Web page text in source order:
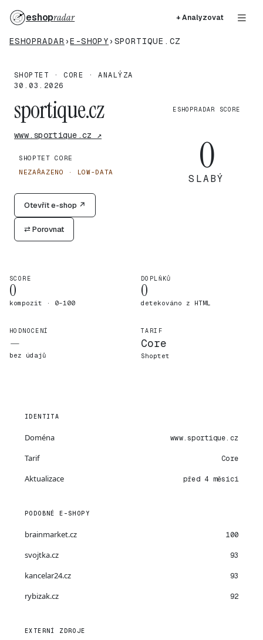
eshopradar + Analyzovat
ESHOPRADAR ›E-SHOPY › SPORTIQUE.CZ
SHOPTET · CORE · ANALÝZA
30.03.2026
sportique.cz
www.sportique.cz ↗
SHOPTET CORE
NEZAŘAZENO · LOW-DATA
Otevřít e-shop ↗
⇄ Porovnat
ESHOPRADAR SCORE
0
SLABÝ
SCORE
0
kompozit · 0–100
DOPLŇKŮ
0
detekováno z HTML
HODNOCENÍ
—
bez údajů
TARIF
Core
Shoptet
IDENTITA
Doména www.sportique.cz
Tarif Core
Aktualizace před 4 měsíci
PODOBNÉ E-SHOPY
brainmarket.cz 100
svojtka.cz 93
kancelar24.cz 93
rybizak.cz 92
EXTERNÍ ZDROJE